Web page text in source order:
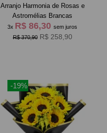
Arranjo Harmonia de Rosas e
Astromélias Brancas
3x R$ 86,30sem juros
R$ 370,90 R$ 258,90
-19%